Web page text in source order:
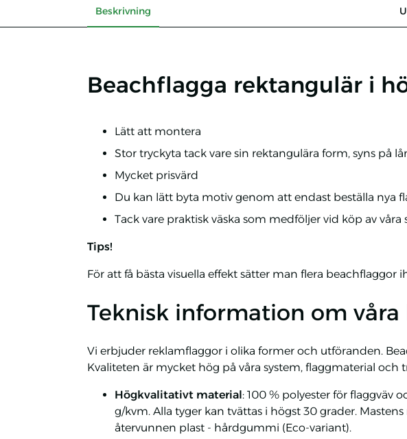
Beskrivning
Beachflagga rektangulär i
Lätt att montera
Stor tryckyta tack vare sin rektangulära form, syns på
Mycket prisvärd
Du kan lätt byta motiv genom att endast beställa nya
Tack vare praktisk väska som medföljer vid köp av
Tips!
För att få bästa visuella effekt sätter man flera beachflaggor
Teknisk information om
Vi erbjuder reklamflaggor i olika former och utföranden.
Kvaliteten är mycket hög på våra system, flaggmaterial och
Högkvalitativt material: 100 % polyester för flaggväv
g/kvm. Alla tyger kan tvättas i högst 30 grader.
återvunnen plast - hårdgummi (Eco-variant).